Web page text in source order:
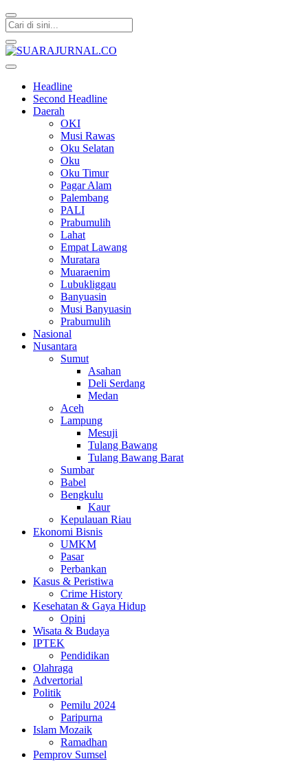
Headline
Second Headline
Daerah
OKI
Musi Rawas
Oku Selatan
Oku
Oku Timur
Pagar Alam
Palembang
PALI
Prabumulih
Lahat
Empat Lawang
Muratara
Muaraenim
Lubukliggau
Banyuasin
Musi Banyuasin
Prabumulih
Nasional
Nusantara
Sumut
Asahan
Deli Serdang
Medan
Aceh
Lampung
Mesuji
Tulang Bawang
Tulang Bawang Barat
Sumbar
Babel
Bengkulu
Kaur
Kepulauan Riau
Ekonomi Bisnis
UMKM
Pasar
Perbankan
Kasus & Peristiwa
Crime History
Kesehatan & Gaya Hidup
Opini
Wisata & Budaya
IPTEK
Pendidikan
Olahraga
Advertorial
Politik
Pemilu 2024
Paripurna
Islam Mozaik
Ramadhan
Pemprov Sumsel